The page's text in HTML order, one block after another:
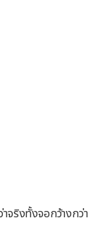
ริงทั้งจอกว้างกว่า